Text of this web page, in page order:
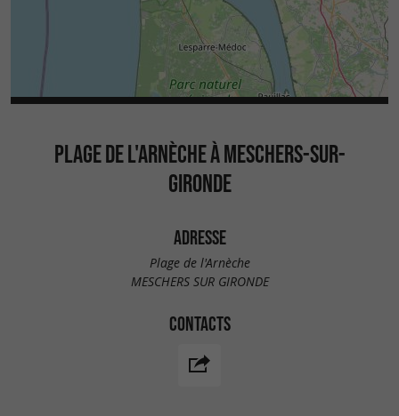
PLAGE DE L'ARNÈCHE À MESCHERS-SUR-
GIRONDE
ADRESSE
Plage de l'Arnèche
MESCHERS SUR GIRONDE
CONTACTS